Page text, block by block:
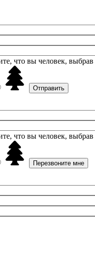
что вы человек, выбрав
что вы человек, выбрав